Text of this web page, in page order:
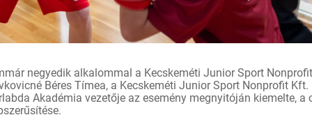
negyedik alkalommal a Kecskeméti Junior Sport
Béres Tímea, a Kecskeméti Junior Sport Nonprofit Kft.
Akadémia vezetője az esemény megnyitóján kiemelte, a